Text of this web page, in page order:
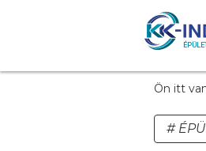
Ön itt